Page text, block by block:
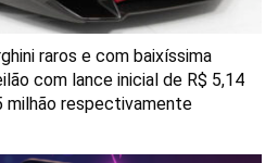
raros e com baixíssima
com lance inicial de R$ 5,14
milhão respectivamente